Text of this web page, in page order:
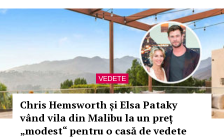
VEDETE
Chris Hemsworth și Elsa Pataky
vând vila din Malibu la un preț
„modest“ pentru o casă de vedete